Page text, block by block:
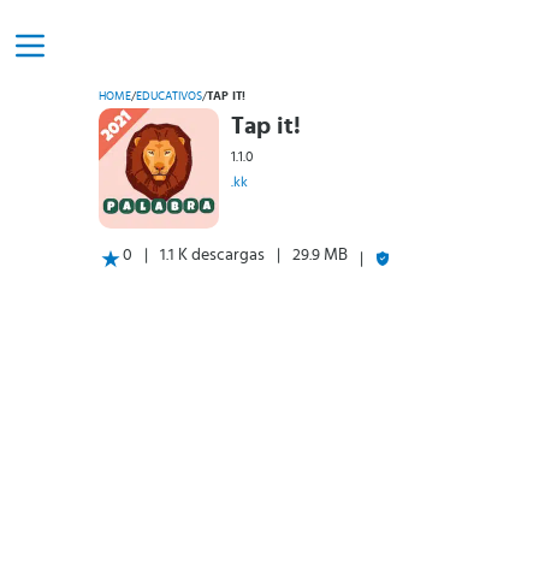
HOME/EDUCATIVOS/TAP IT!
Tap it!
1.1.0
.kk
0 1.1 K descargas 29.9 MB